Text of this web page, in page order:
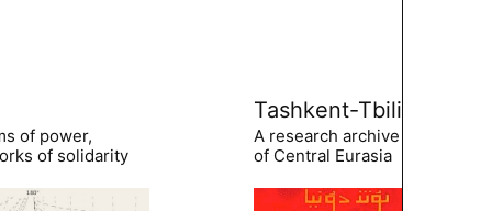
of power,
of solidarity
Tashkent-Tbilisi
A research archive of the
of Central Eurasia